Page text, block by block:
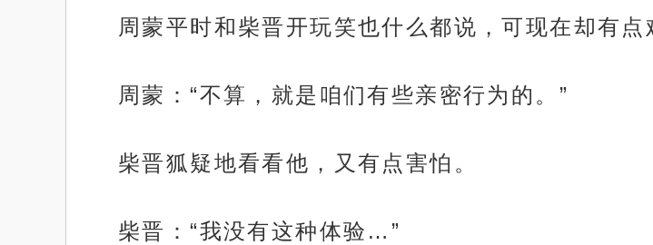
周蒙平时和柴晋开玩笑也什么都说，可现在却有点
周蒙：“不算，就是咱们有些亲密行为的。”
柴晋狐疑地看看他，又有点害怕。
柴晋：“我没有这种体验…”